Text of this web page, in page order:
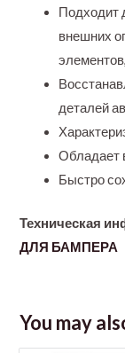
Подходит
внешних
деталей
Обладает
Быстро
Техническая
ДЛЯ БАМПЕРА
You may